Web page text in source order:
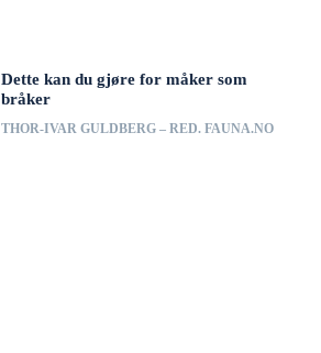
Dette kan du gjøre for måker som
bråker
THOR-IVAR GULDBERG – RED. FAUNA.NO